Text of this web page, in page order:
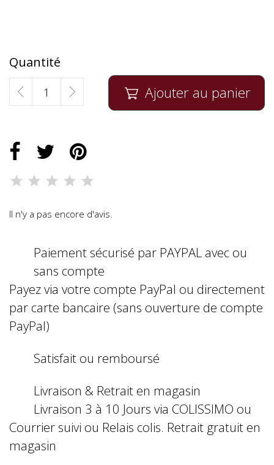
Quantité
 Ajouter au panier
Il n'y a pas encore d'avis.
Paiement sécurisé par PAYPAL avec ou
sans compte
Payez via votre compte PayPal ou directement
par carte bancaire (sans ouverture de compte
PayPal)
Satisfait ou remboursé
Livraison & Retrait en magasin
Livraison 3 à 10 Jours via COLISSIMO ou
Courrier suivi ou Relais colis. Retrait gratuit en
magasin